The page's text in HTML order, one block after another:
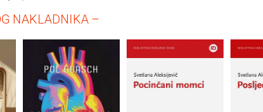
NAKLADNIKA –